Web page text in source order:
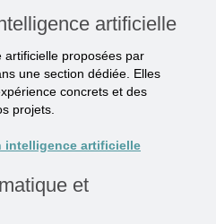
artificielle
artificielle proposées par
une section dédiée. Elles
concrets et des
projets.
intelligence artificielle
et